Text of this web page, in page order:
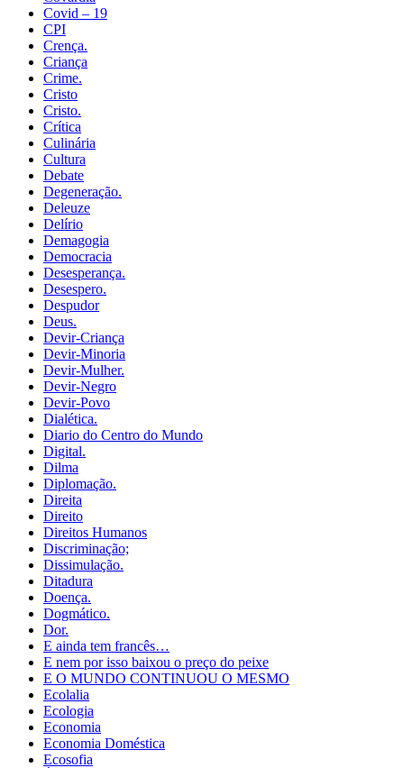
Covid – 19
CPI
Crença.
Criança
Crime.
Cristo
Cristo.
Crítica
Culinária
Cultura
Debate
Degeneração.
Deleuze
Delírio
Demagogia
Democracia
Desesperança.
Desespero.
Despudor
Deus.
Devir-Criança
Devir-Minoria
Devir-Mulher.
Devir-Negro
Devir-Povo
Dialética.
Diario do Centro do Mundo
Digital.
Dilma
Diplomação.
Direita
Direito
Direitos Humanos
Discriminação;
Dissimulação.
Ditadura
Doença.
Dogmático.
Dor.
E ainda tem francês…
E nem por isso baixou o preço do peixe
E O MUNDO CONTINUOU O MESMO
Ecolalia
Ecologia
Economia
Economia Doméstica
Ecosofia